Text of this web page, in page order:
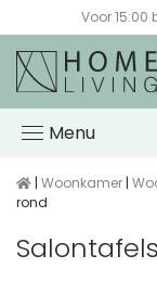
Voor
Menu
| Woonkamer |
rond